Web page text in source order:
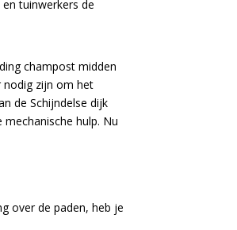
tuinwerkers de
champost midden
nodig zijn om het
de Schijndelse dijk
hulp. Nu
over de paden, heb je